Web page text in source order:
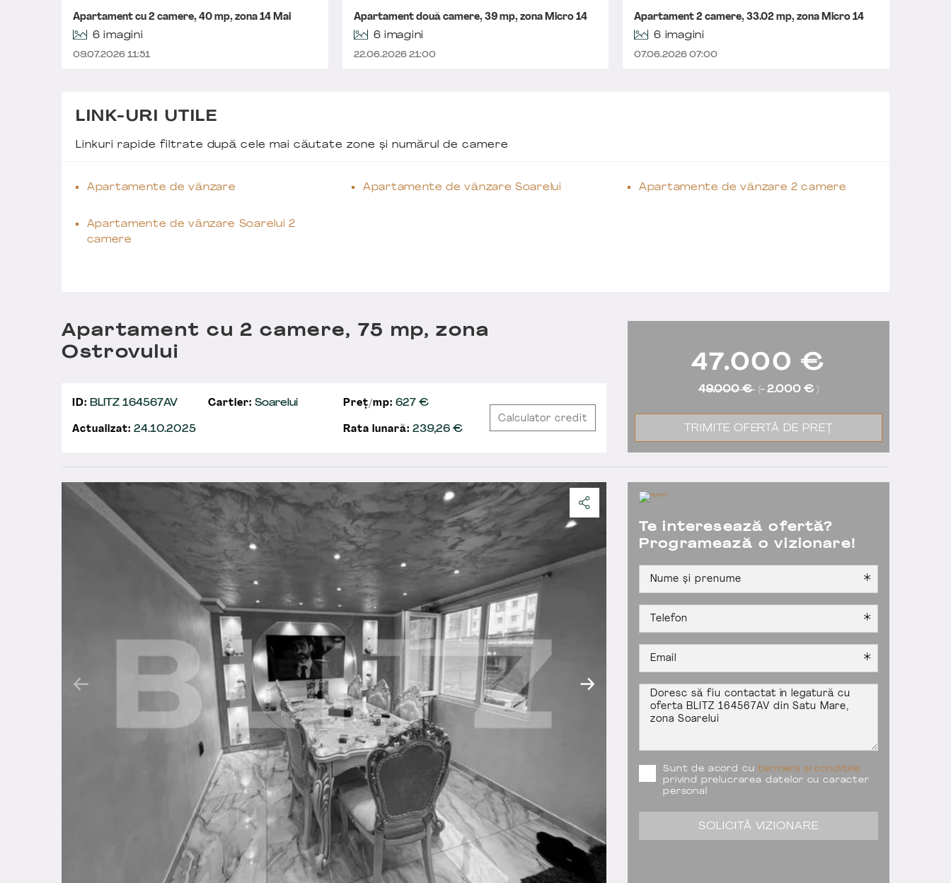
Apartament cu 2 camere, 40 mp, zona 14 Mai
6 imagini
09.07.2026 11:51
Apartament două camere, 39 mp, zona Micro 14
6 imagini
22.06.2026 21:00
Apartament 2 camere, 33.02 mp, zona Micro 14
6 imagini
07.06.2026 07:00
LINK-URI UTILE
Linkuri rapide filtrate după cele mai căutate zone și numărul de camere
Apartamente de vânzare Apartamente de vânzare Soarelui Apartamente de vânzare 2 camere
Apartamente de vânzare Soarelui 2
camere
Apartament cu 2 camere, 75 mp, zona
Ostrovului
ID: BLITZ 164567AV Cartier: Soarelui Preț/mp: 627 €
Actualizat: 24.10.2025 Rata lunară:239,26 €
Calculator credit
Te interesează ofertă?
Programează o vizionare!
Sunt de acord cutermenii si condițiile
privind prelucrarea datelor cu caracter
personal
SOLICITĂ VIZIONARE
47.000 €
49.000 € (- 2.000 € )
TRIMITE OFERTĂ DE PREȚ